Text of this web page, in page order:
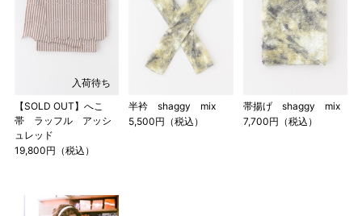
サイズ 身長目安 ヒップ目安 身丈
～90cm
153cm
SW ～95cm
4尺1寸
M
MW
入荷待ち
【SOLD OUT】へこ
帯 ラッフル アッシ
ュレッド
19,800円（税込）
半衿 shaggy mix
5,500円（税込）
帯揚げ shaggy mix
7,700円（税込）